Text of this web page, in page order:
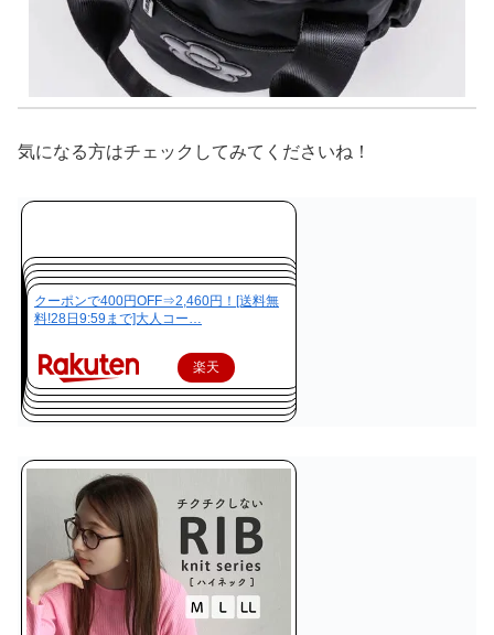
気になる方はチェックしてみてくださいね！
クーポンで400円OFF⇒2,460円！[送料無
料!28日9:59まで]大人コー…
楽天
で購
入